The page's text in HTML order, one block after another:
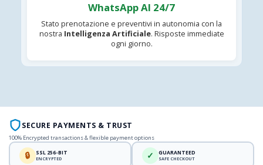
WhatsApp AI 24/7
Stato prenotazione e preventivi in autonomia con la
nostra Intelligenza Artificiale. Risposte immediate
ogni giorno.
SECURE PAYMENTS & TRUST
100% Encrypted transactions & flexible payment options
🔒 SSL 256-BIT
ENCRYPTED ✓ GUARANTEED
SAFE CHECKOUT